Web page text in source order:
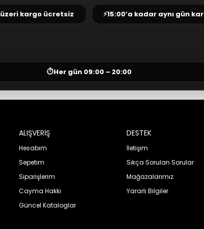
üzeri kargo ücretsiz ⚡15:00’a kadar aynı gün
⏱Her gün 09:00 – 20:00
ALIŞVERİŞ
Hesabım
Sepetim
Siparişlerim
Cayma Hakkı
Güncel Kataloglar
DESTEK
İletişim
Sıkça Sorulan Sorular
Mağazalarımız
Yararlı Bilgiler